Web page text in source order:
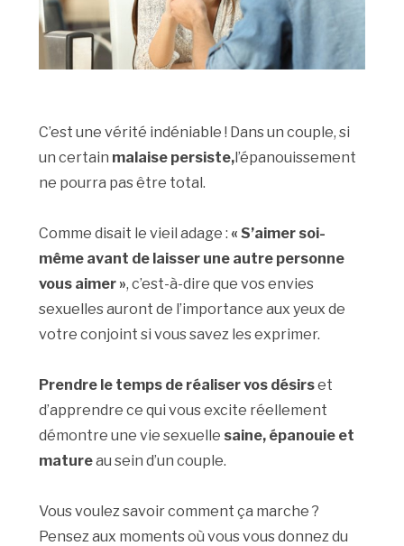
C’est une vérité indéniable ! Dans un couple, si
un certain malaise persiste,l’épanouissement
ne pourra pas être total.
Comme disait le vieil adage :« S’aimer soi-
même avant de laisser une autre personne
vous aimer », c’est-à-dire que vos envies
sexuelles auront de l’importance aux yeux de
votre conjoint si vous savez les exprimer.
Prendre le temps de réaliser vos désirset
d’apprendre ce qui vous excite réellement
démontre une vie sexuelle saine, épanouie et
matureau sein d’un couple.
Vous voulez savoir comment ça marche ?
Pensez aux moments où vous vous donnez du